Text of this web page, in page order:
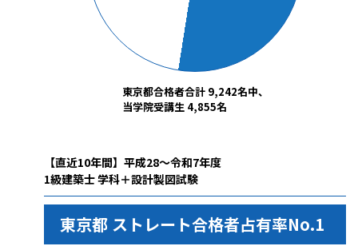
東京都合格者合計 9,242名中、
当学院受講生 4,855名
【直近10年間】平成28～令和7年度
1級建築士 学科＋設計製図試験
東京都 ストレート合格者占有率No.1